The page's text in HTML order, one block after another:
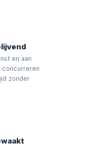
en aan
concurreren
zonder